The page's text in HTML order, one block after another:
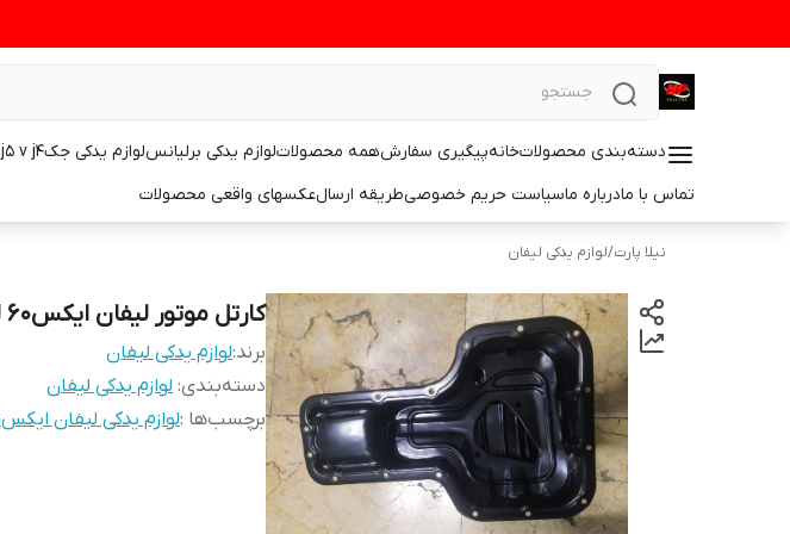
دسته‌بندی محصولاتخانهپیگیری سفارشهمه محصولاتلوازم یدکی برلیانسلوازم یدکی جکs5 v s3 v j3 v j5 v j4
تماس با مادرباره ماسیاست حریم خصوصیطریقه ارسالعکسهای واقعی محصولات
نیلا پارت/لوازم یدکی لیفان
کارتل موتور لیفان ایکس۶۰ لوازم یدکی لیفان ایکس۶۰
برند:لوازم یدکی لیفان
دسته‌بندی: لوازم یدکی لیفان
برچسب‌ها :لوازم یدکی لیفان ایکس۶۰